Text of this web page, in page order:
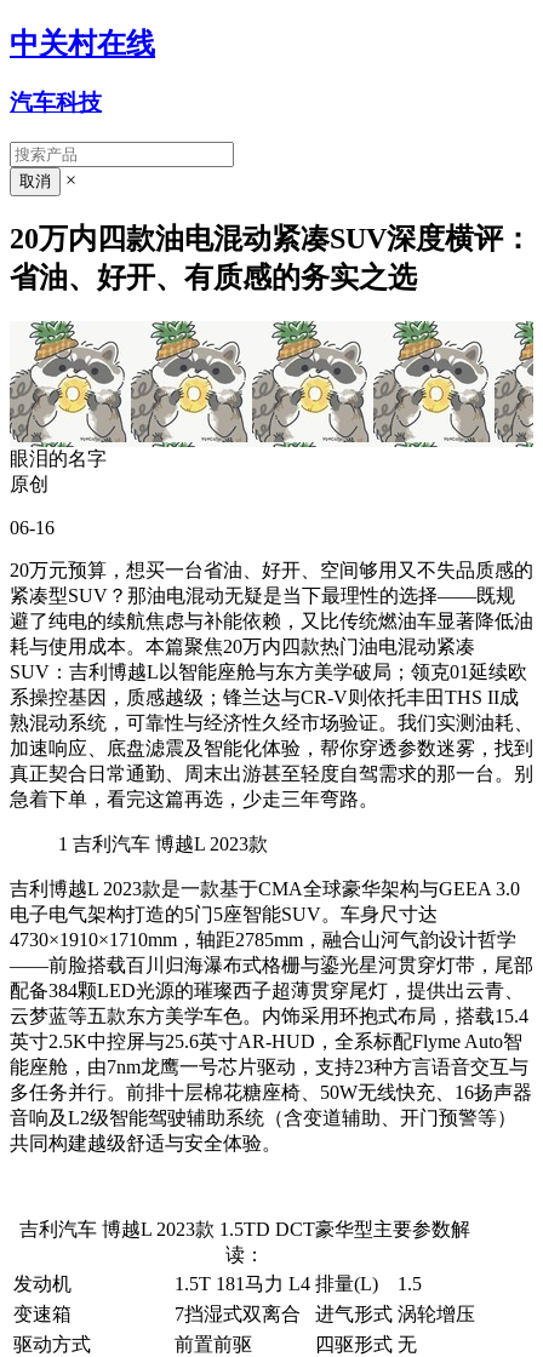
中关村在线
汽车科技
×
20万内四款油电混动紧凑SUV深度横评：
省油、好开、有质感的务实之选
眼泪的名字
原创
06-16
20万元预算，想买一台省油、好开、空间够用又不失品质感的
紧凑型SUV？那油电混动无疑是当下最理性的选择——既规
避了纯电的续航焦虑与补能依赖，又比传统燃油车显著降低油
耗与使用成本。本篇聚焦20万内四款热门油电混动紧凑
SUV：吉利博越L以智能座舱与东方美学破局；领克01延续欧
系操控基因，质感越级；锋兰达与CR-V则依托丰田THS II成
熟混动系统，可靠性与经济性久经市场验证。我们实测油耗、
加速响应、底盘滤震及智能化体验，帮你穿透参数迷雾，找到
真正契合日常通勤、周末出游甚至轻度自驾需求的那一台。别
急着下单，看完这篇再选，少走三年弯路。
1 吉利汽车 博越L 2023款
吉利博越L 2023款是一款基于CMA全球豪华架构与GEEA 3.0
电子电气架构打造的5门5座智能SUV。车身尺寸达
4730×1910×1710mm，轴距2785mm，融合山河气韵设计哲学
——前脸搭载百川归海瀑布式格栅与鎏光星河贯穿灯带，尾部
配备384颗LED光源的璀璨西子超薄贯穿尾灯，提供出云青、
云梦蓝等五款东方美学车色。内饰采用环抱式布局，搭载15.4
英寸2.5K中控屏与25.6英寸AR-HUD，全系标配Flyme Auto智
能座舱，由7nm龙鹰一号芯片驱动，支持23种方言语音交互与
多任务并行。前排十层棉花糖座椅、50W无线快充、16扬声器
音响及L2级智能驾驶辅助系统（含变道辅助、开门预警等）
共同构建越级舒适与安全体验。
吉利汽车 博越L 2023款 1.5TD DCT豪华型主要参数解
读：
发动机
1.5T 181马力 L4 排量(L)
1.5
变速箱
7挡湿式双离合 进气形式 涡轮增压
驱动方式
前置前驱 四驱形式 无